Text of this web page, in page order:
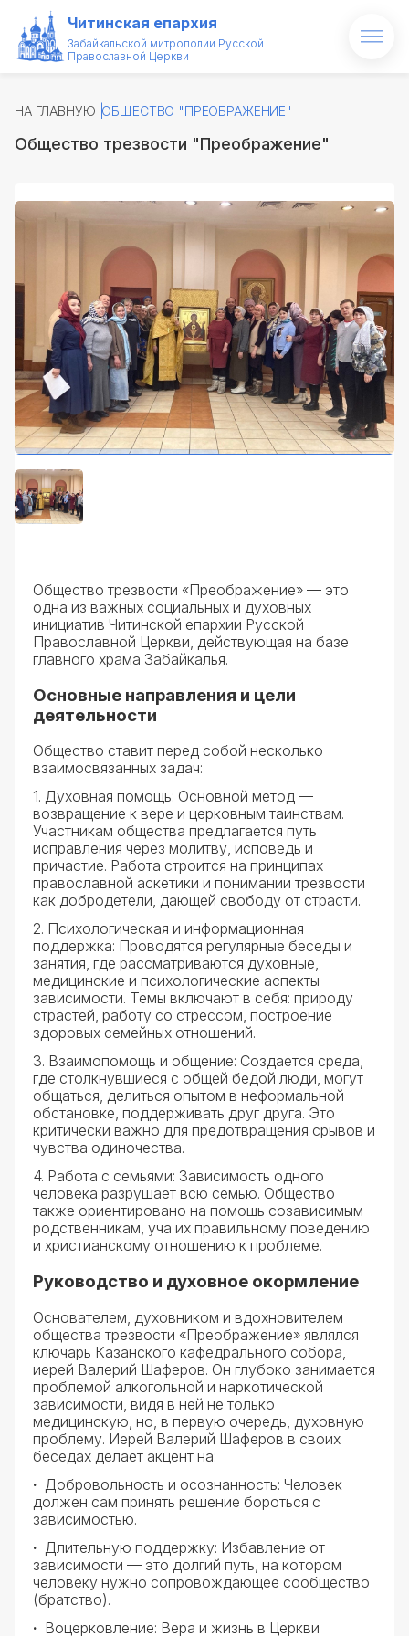
Читинская епархия
Забайкальской митрополии Русской
Православной Церкви
О епархии
Новости
Образование
Святые и святыни
Контакты
НА ГЛАВНУЮ ОБЩЕСТВО "ПРЕОБРАЖЕНИЕ"
Общество трезвости "Преображение"
Общество трезвости «Преображение» — это
одна из важных социальных и духовных
инициатив Читинской епархии Русской
Православной Церкви, действующая на базе
главного храма Забайкалья.
Основные направления и цели
деятельности
Общество ставит перед собой несколько
взаимосвязанных задач:
1. Духовная помощь: Основной метод —
возвращение к вере и церковным таинствам.
Участникам общества предлагается путь
исправления через молитву, исповедь и
причастие. Работа строится на принципах
православной аскетики и понимании трезвости
как добродетели, дающей свободу от страсти.
2. Психологическая и информационная
поддержка: Проводятся регулярные беседы и
занятия, где рассматриваются духовные,
медицинские и психологические аспекты
зависимости. Темы включают в себя: природу
страстей, работу со стрессом, построение
здоровых семейных отношений.
3. Взаимопомощь и общение: Создается среда,
где столкнувшиеся с общей бедой люди, могут
общаться, делиться опытом в неформальной
обстановке, поддерживать друг друга. Это
критически важно для предотвращения срывов и
чувства одиночества.
4. Работа с семьями: Зависимость одного
человека разрушает всю семью. Общество
также ориентировано на помощь созависимым
родственникам, уча их правильному поведению
и христианскому отношению к проблеме.
Руководство и духовное окормление
Основателем, духовником и вдохновителем
общества трезвости «Преображение» являлся
ключарь Казанского кафедрального собора,
иерей Валерий Шаферов. Он глубоко занимается
проблемой алкогольной и наркотической
зависимости, видя в ней не только
медицинскую, но, в первую очередь, духовную
проблему. Иерей Валерий Шаферов в своих
беседах делает акцент на:
· Добровольность и осознанность: Человек
должен сам принять решение бороться с
зависимостью.
· Длительную поддержку: Избавление от
зависимости — это долгий путь, на котором
человеку нужно сопровождающее сообщество
(братство).
· Воцерковление: Вера и жизнь в Церкви